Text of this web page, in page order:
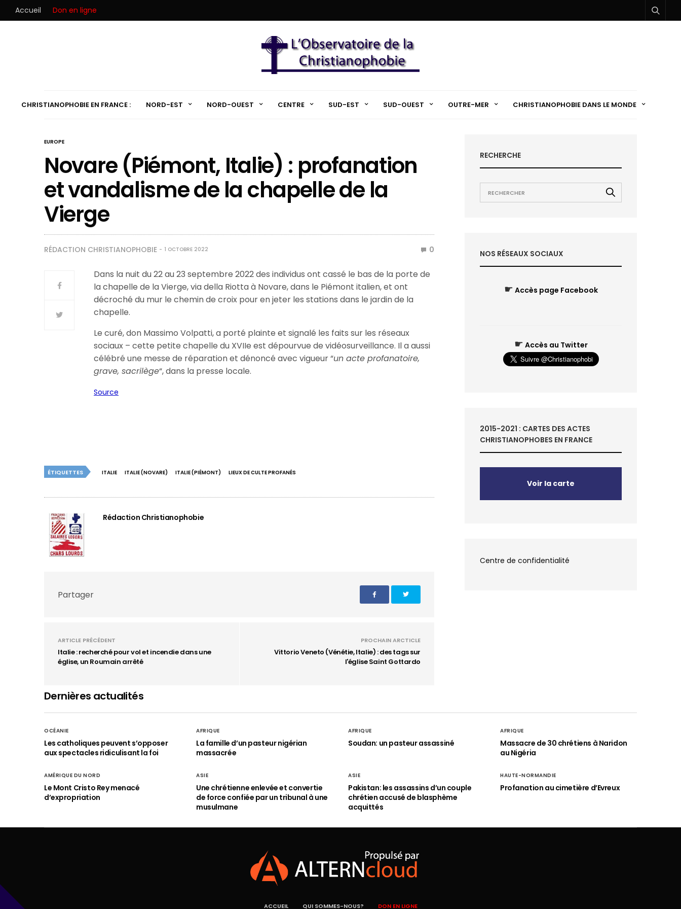
Accueil Don en ligne
CHRISTIANOPHOBIE EN FRANCE : NORD-EST NORD-OUEST CENTRE SUD-EST SUD-OUEST OUTRE-MER CHRISTIANOPHOBIE DANS LE MONDE
EUROPE
Novare (Piémont, Italie) : profanation
et vandalisme de la chapelle de la
Vierge
RÉDACTION CHRISTIANOPHOBIE 1 OCTOBRE 2022 0
Dans la nuit du 22 au 23 septembre 2022 des individus ont cassé le bas de la porte de
la chapelle de la Vierge, via della Riotta à Novare, dans le Piémont italien, et ont
décroché du mur le chemin de croix pour en jeter les stations dans le jardin de la
chapelle.
Le curé, don Massimo Volpatti, a porté plainte et signalé les faits sur les réseaux
sociaux – cette petite chapelle du XVIIe est dépourvue de vidéosurveillance. Il a aussi
célébré une messe de réparation et dénoncé avec vigueur “un acte profanatoire,
grave, sacrilège“, dans la presse locale.
Source
ÉTIQUETTES ITALIE ITALIE (NOVARE) ITALIE (PIÉMONT) LIEUX DE CULTE PROFANÉS
Rédaction Christianophobie
Partager
ARTICLE PRÉCÉDENT
Italie : recherché pour vol et incendie dans une
église, un Roumain arrêté
PROCHAIN ARCTICLE
Vittorio Veneto (Vénétie, Italie) : des tags sur
l'église Saint Gottardo
RECHERCHE
NOS RÉSEAUX SOCIAUX
☛ Accès page Facebook
☛ Accès au Twitter
2015-2021 : CARTES DES ACTES
CHRISTIANOPHOBES EN FRANCE
Voir la carte
Centre de confidentialité
Dernières actualités
OCÉANIE
Les catholiques peuvent s’opposer
aux spectacles ridiculisant la foi
AFRIQUE
La famille d’un pasteur nigérian
massacrée
AFRIQUE
Soudan: un pasteur assassiné
AFRIQUE
Massacre de 30 chrétiens à Naridon
au Nigéria
AMÉRIQUE DU NORD
Le Mont Cristo Rey menacé
d’expropriation
ASIE
Une chrétienne enlevée et convertie
de force confiée par un tribunal à une
musulmane
ASIE
Pakistan: les assassins d’un couple
chrétien accusé de blasphème
acquittés
HAUTE-NORMANDIE
Profanation au cimetière d’Evreux
ACCUEIL QUI SOMMES-NOUS? DON EN LIGNE